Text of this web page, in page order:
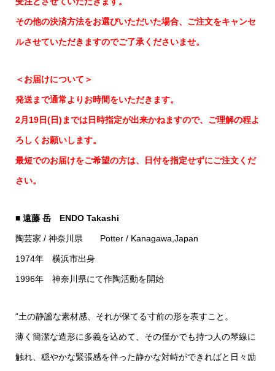
その他の決済方法をお選びいただいた場合、ご注文をキャンセ
ルさせていただきますのでご了承くださいませ。
＜お届けについて＞
発送まで通常よりお時間をいただきます。
2月19日(日)までは日時指定が出来かねますので、ご理解の程よ
ろしくお願いします。
最短でのお届けをご希望の方は、日付を指定せずにご注文くだ
さい。
■ 遠藤 岳 ENDO Takashi
陶芸家 / 神奈川県 Potter / Kanagawa,Japan
1974年 横浜市出身
1996年 神奈川県にて作陶活動を開始
“土の静謐な素材感、それが保てる寸前の形を表すこと。
薄く簡潔な造形に多義を込めて、その僅かでも持つ人の琴線に
触れ、穏やかな緊張感を伴った静かな対峙ができればと日々励